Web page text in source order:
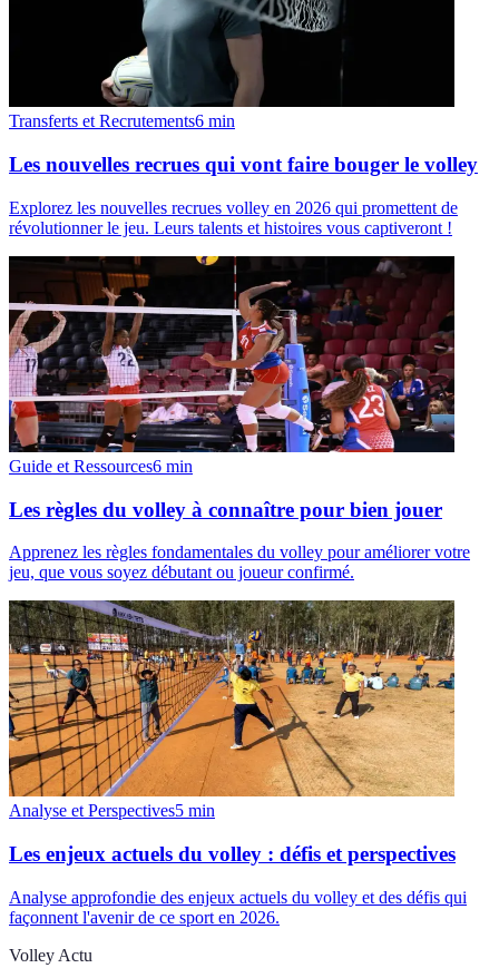
Transferts et Recrutements6 min
Les nouvelles recrues qui vont faire bouger le volley
Explorez les nouvelles recrues volley en 2026 qui promettent de
révolutionner le jeu. Leurs talents et histoires vous captiveront !
Guide et Ressources6 min
Les règles du volley à connaître pour bien jouer
Apprenez les règles fondamentales du volley pour améliorer votre
jeu, que vous soyez débutant ou joueur confirmé.
Analyse et Perspectives5 min
Les enjeux actuels du volley : défis et perspectives
Analyse approfondie des enjeux actuels du volley et des défis qui
façonnent l'avenir de ce sport en 2026.
Volley Actu